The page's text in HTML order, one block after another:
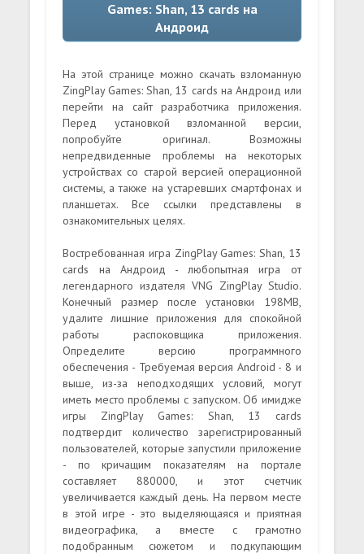
Games: Shan, 13 cards на
Андроид
На этой странице можно скачать взломанную
ZingPlay Games: Shan, 13 cards на Андроид или
перейти на сайт разработчика приложения.
Перед установкой взломанной версии,
попробуйте оригинал. Возможны
непредвиденные проблемы на некоторых
устройствах со старой версией операционной
системы, а также на устаревших смартфонах и
планшетах. Все ссылки представлены в
ознакомительных целях.
Востребованная игра ZingPlay Games: Shan, 13
cards на Андроид - любопытная игра от
легендарного издателя VNG ZingPlay Studio.
Конечный размер после установки 198MB,
удалите лишние приложения для спокойной
работы распоковщика приложения.
Определите версию программного
обеспечения - Требуемая версия Android - 8 и
выше, из-за неподходящих условий, могут
иметь место проблемы с запуском. Об имидже
игры ZingPlay Games: Shan, 13 cards
подтвердит количество зарегистрированный
пользователей, которые запустили приложение
- по кричащим показателям на портале
составляет 880000, и этот счетчик
увеличивается каждый день. На первом месте
в этой игре - это выделяющаяся и приятная
видеографика, а вместе с грамотно
подобранным сюжетом и подкупающим